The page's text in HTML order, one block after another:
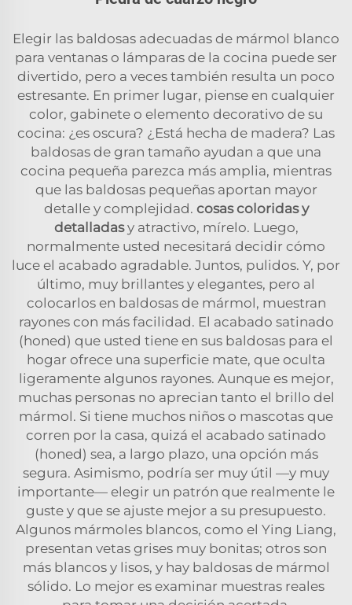
Elegir las baldosas adecuadas de mármol blanco
para ventanas o lámparas de la cocina puede ser
divertido, pero a veces también resulta un poco
estresante. En primer lugar, piense en cualquier
color, gabinete o elemento decorativo de su
cocina: ¿es oscura? ¿Está hecha de madera? Las
baldosas de gran tamaño ayudan a que una
cocina pequeña parezca más amplia, mientras
que las baldosas pequeñas aportan mayor
detalle y complejidad. cosas coloridas y
detalladasy atractivo, mírelo. Luego,
normalmente usted necesitará decidir cómo
luce el acabado agradable. Juntos, pulidos. Y, por
último, muy brillantes y elegantes, pero al
colocarlos en baldosas de mármol, muestran
rayones con más facilidad. El acabado satinado
(honed) que usted tiene en sus baldosas para el
hogar ofrece una superficie mate, que oculta
ligeramente algunos rayones. Aunque es mejor,
muchas personas no aprecian tanto el brillo del
mármol. Si tiene muchos niños o mascotas que
corren por la casa, quizá el acabado satinado
(honed) sea, a largo plazo, una opción más
segura. Asimismo, podría ser muy útil —y muy
importante— elegir un patrón que realmente le
guste y que se ajuste mejor a su presupuesto.
Algunos mármoles blancos, como el Ying Liang,
presentan vetas grises muy bonitas; otros son
más blancos y lisos, y hay baldosas de mármol
sólido. Lo mejor es examinar muestras reales